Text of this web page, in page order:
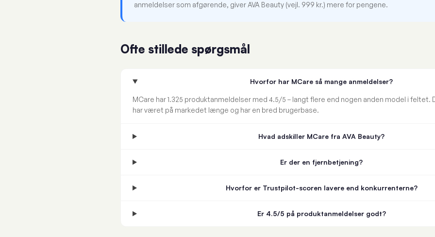
anmeldelser som afgørende, giver AVA Beauty (vejl. 999 kr.) mere for pengene.
Ofte stillede spørgsmål
Hvorfor har MCare så mange anmeldelser?
MCare har 1.325 produktanmeldelser med 4.5/5 – langt flere end nogen anden model i
har været på markedet længe og har en bred brugerbase.
Hvad adskiller MCare fra AVA Beauty?
Er der en fjernbetjening?
Hvorfor er Trustpilot-scoren lavere end konkurrenterne?
Er 4.5/5 på produktanmeldelser godt?